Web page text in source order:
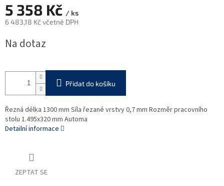
5 358 Kč / ks
6 483,18 Kč včetně DPH
cena:
Na dotaz
Přidat do košíku
Řezná délka 1300 mm Síla řezané vrstvy 0,7 mm Rozměr pracovního
stolu 1.495x320 mm Automa
Detailní informace
ZEPTAT SE